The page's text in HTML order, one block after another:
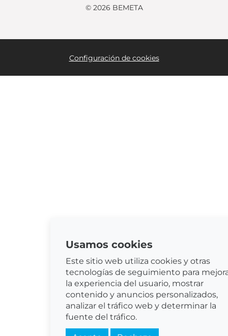
© 2026 BEMETA
Usamos cookies
Este sitio web utiliza cookies y otras
tecnologías de seguimiento para
la experiencia del usuario, mostrar
contenido y anuncios personalizados,
analizar el tráfico web y determinar la
fuente del tráfico.
Configuración de cookies